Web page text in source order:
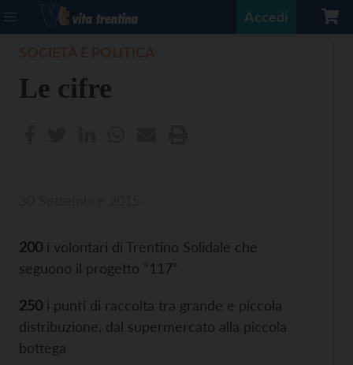
Accedi
Le cifre
200 i volontari di Trentino Solidale che
seguono il progetto “117”
250 i punti di raccolta tra grande e piccola
distribuzione, dal supermercato alla piccola
bottega